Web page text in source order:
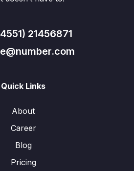
21456871
Quick Links
About
Career
Blog
Pricing